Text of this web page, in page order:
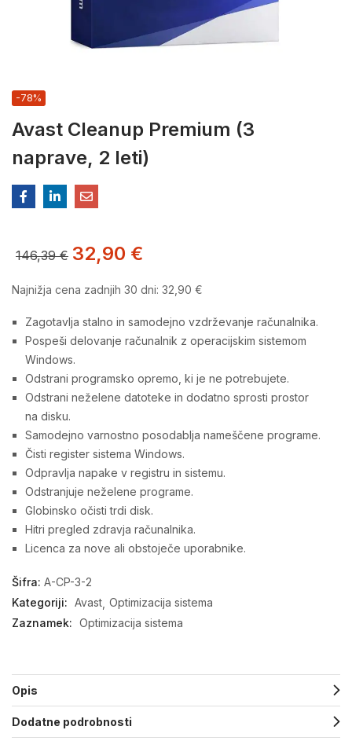
Avast Cleanup Premium (3
naprave, 2 leti)
-78%
146,39€ 32,90 €
Najnižja cena zadnjih 30 dni: 32,90 €
Zagotavlja stalno in samodejno vzdrževanje računalnika.
Pospeši delovanje računalnik z operacijskim sistemom
Windows.
Odstrani programsko opremo, ki je ne potrebujete.
Odstrani neželene datoteke in dodatno sprosti prostor
na disku.
Samodejno varnostno posodablja nameščene programe.
Čisti register sistema Windows.
Odpravlja napake v registru in sistemu.
Odstranjuje neželene programe.
Globinsko očisti trdi disk.
Hitri pregled zdravja računalnika.
Licenca za nove ali obstoječe uporabnike.
Šifra: A-CP-3-2
Kategoriji: Avast Optimizacija sistema
Zaznamek: Optimizacija sistema
Opis
Dodatne podrobnosti